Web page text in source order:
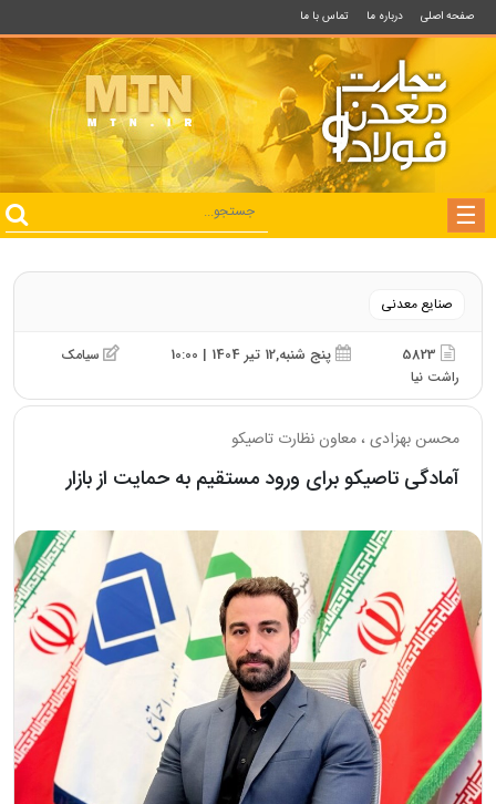
صفحه اصلی درباره ما تماس با ما
صنایع معدنی
5823 پنج شنبه,12 تیر 1404 | 10:00
سیامک
راشت نیا
محسن بهزادی ، معاون نظارت تاصیکو
آمادگی تاصیکو برای ورود مستقیم به حمایت از بازار